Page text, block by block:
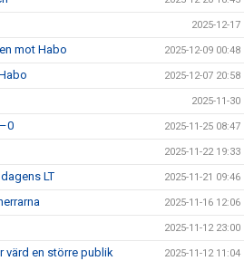
2025-12-17
mot Habo 2025-12-09 00:48
2025-12-07 20:58
2025-11-30
2025-11-25 08:47
2025-11-22 19:33
LT 2025-11-21 09:46
2025-11-16 12:06
2025-11-12 23:00
värd en större publik 2025-11-12 11:04